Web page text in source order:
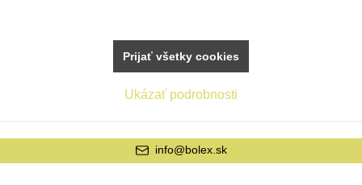
info@bolex.sk
Ukázať podrobnosti
Prijať všetky cookies